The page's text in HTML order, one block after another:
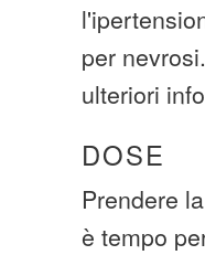
per
ulteriori
DOSE
Prendere
è tempo